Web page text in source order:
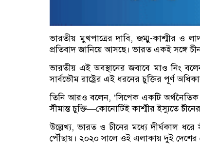
ভারতীয় মুখপাত্রের দাবি, জম্মু-কাশ্মীর ও
প্রতিবাদ জানিয়ে আসছে। ভারত একই সঙ্গে
ভারতীয় এই অবস্থানের জবাবে মাও নিং
সার্বভৌম রাষ্ট্রের এই ধরনের চুক্তির পূর্ণ
তিনি আরও বলেন, ‘সিপেক একটি অর্থনৈতিক
সীমান্ত চুক্তি—কোনোটিই কাশ্মীর ইস্যুতে
উল্লেখ্য, ভারত ও চীনের মধ্যে দীর্ঘকাল
পৌঁছায়। ২০২০ সালে ওই এলাকায় দুই দেশের